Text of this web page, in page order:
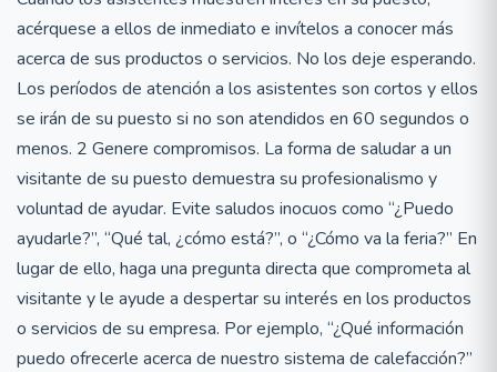
acérquese a ellos de inmediato e invítelos a conocer más
acerca de sus productos o servicios. No los deje esperando.
Los períodos de atención a los asistentes son cortos y ellos
se irán de su puesto si no son atendidos en 60 segundos o
menos. 2 Genere compromisos. La forma de saludar a un
visitante de su puesto demuestra su profesionalismo y
voluntad de ayudar. Evite saludos inocuos como “¿Puedo
ayudarle?”, “Qué tal, ¿cómo está?”, o “¿Cómo va la feria?” En
lugar de ello, haga una pregunta directa que comprometa al
visitante y le ayude a despertar su interés en los productos
o servicios de su empresa. Por ejemplo, “¿Qué información
puedo ofrecerle acerca de nuestro sistema de calefacción?”